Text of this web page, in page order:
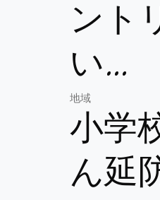
ント
い…
地域
小学
ん延